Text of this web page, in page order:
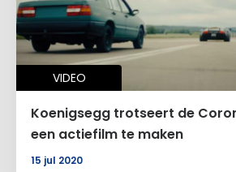
VIDEO
Koenigsegg trotseert de
een actiefilm te maken
15 jul 2020